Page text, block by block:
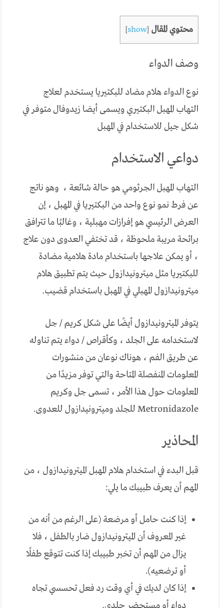
محتوي المقال [
show
]
وصف الدواء
نوع الدواء هلام مضاد للبكتيريا يستخدم لعلاج
التهاب المهبل البكتيري ويسمى أيضا زيدوفال متوفر في
شكل جيل للاستخدام في المهبل
دواعي الاستخدام
التهاب المهبل الجرثومي هو حالة شائعة ، وهو ناتج
عن فرط نمو نوع واحد من البكتيريا في المهبل ، إن
العرض الرئيسي هو إفرازات مهبلية ، وغالبًا ما تترافق
برائحة مريبة ملحوظة ، قد تختفي العدوى دون علاج
، أو يمكن علاجها باستخدام مادة هلامية مضادة
للبكتيريا مثل ميترونيدازول حيث يتم تطبيق هلام
ميترونيدازول المهبلي في المهبل باستخدام قضيب.
يتوفر الميترونيدازول أيضًا على شكل كريم / جل
لاستخدامه على الجلد ، وكأقراص / دواء يتم تناوله
عن طريق الفم ، هوناك نوعان من منشورات
المعلومات المنفصلة المتاحة والتي توفر مزيدًا من
المعلومات حول هذا الأمر ، تسمى جل وكريم
Metronidazole للجلد وميترونيدازول للعدوى.
المحاذير
قبل البدء في استخدام هلام المهبل الميترونيدازول ، من
المهم أن يعرف طبيبك ما يلي:
إذا كنت حامل أو مرضعة (على الرغم من أنه من
غير المعروف أن الميترونيدازول ضار بالطفل ، فلا
يزال من المهم أن تخبر طبيبك إذا كنت تتوقع طفلًا
أو ترضعيه).
إذا كان لديك في أي وقت رد فعل تحسسي تجاه